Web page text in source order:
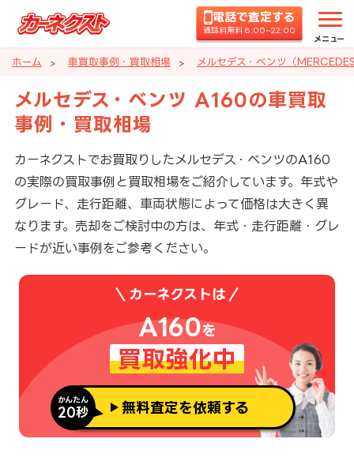
電話で査定する
通話料無料 8:00~22:00
メニュー
ホーム 車買取事例・買取相場 メルセデス・ベンツ（
メルセデス・ベンツ A160の車買取
事例・買取相場
カーネクストでお買取りしたメルセデス・ベンツのA160
の実際の買取事例と買取相場をご紹介しています。年式や
グレード、走行距離、車両状態によって価格は大きく異
なります。売却をご検討中の方は、年式・走行距離・グレ
ードが近い事例をご参考ください。
カーネクストは
A160を
買取強化中
かんたん
20秒 無料査定を依頼する